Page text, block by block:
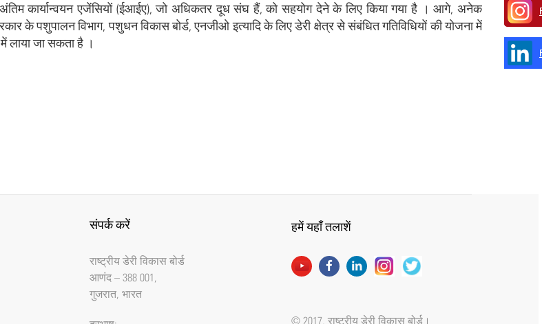
अंतिम कार्यान्‍वयन एजेंसियों (ईआईए), जो अधिकतर दूध संघ हैं, को सहयोग देने के लिए किया गया है । आगे, अनेक
के पशुपालन विभाग, पशुधन विकास बोर्ड, एनजीओ इत्‍यादि के लिए डेरी क्षेत्र से संबंधित गतिविधियों की योजना में
लाया जा सकता है ।
संपर्क करें
राष्‍ट्रीय डेरी विकास बोर्ड
आणंद – 388 001,
गुजरात, भारत
हमें यहाँ तलाशें
© 2017, राष्ट्रीय डेरी विकास बोर्ड।